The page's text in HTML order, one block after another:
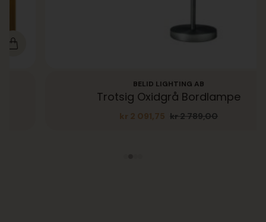
BELID LIGHTING AB
Trotsig Oxidgrå Bordlampe
kr 2 789,00
Opprinnelig
2 091,75 Nåværende